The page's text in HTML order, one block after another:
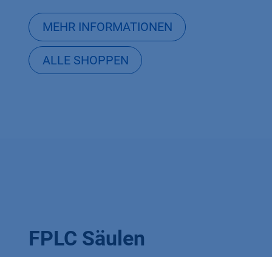
MEHR INFORMATIONEN
ALLE SHOPPEN
FPLC Säulen